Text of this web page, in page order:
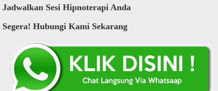
Jadwalkan Sesi Hipnoterapi Anda
Segera! Hubungi Kami Sekarang